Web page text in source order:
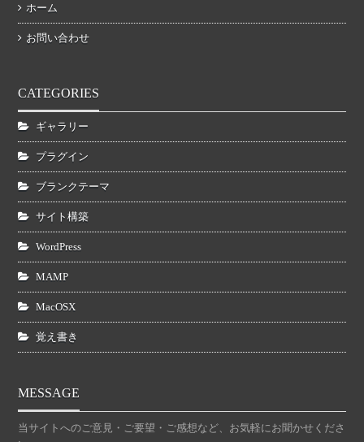
ホーム
お問い合わせ
CATEGORIES
ギャラリー
プラグイン
ブランクテーマ
サイト構築
WordPress
MAMP
MacOSX
覚え書き
MESSAGE
当サイトへのご意見・ご要望・ご感想など、お気軽にお聞かせくださ